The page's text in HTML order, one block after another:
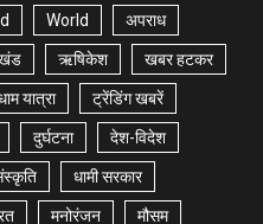
World अपराध
ऋषिकेश खबर हटकर
यात्रा ट्रेंडिंग खबरें
दुर्घटना देश-विदेश
धामी सरकार
मनोरंजन मौसम